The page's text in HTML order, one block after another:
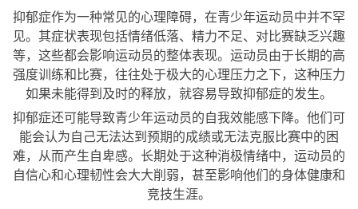
抑郁症作为一种常见的心理障碍，在青少年运动员中并不罕
见。其症状表现包括情绪低落、精力不足、对比赛缺乏兴趣
等，这些都会影响运动员的整体表现。运动员由于长期的高
强度训练和比赛，往往处于极大的心理压力之下，这种压力
如果未能得到及时的释放，就容易导致抑郁症的发生。
抑郁症还可能导致青少年运动员的自我效能感下降。他们可
能会认为自己无法达到预期的成绩或无法克服比赛中的困
难，从而产生自卑感。长期处于这种消极情绪中，运动员的
自信心和心理韧性会大大削弱，甚至影响他们的身体健康和
竞技生涯。